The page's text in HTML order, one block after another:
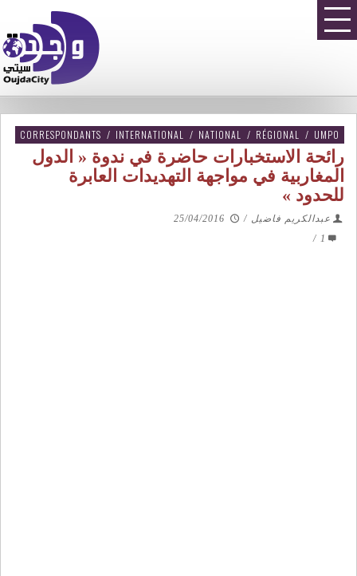
CORRESPONDANTS / INTERNATIONAL / NATIONAL / RÉGIONAL / UMPO
رائحة الاستخبارات حاضرة في ندوة « الدول
المغاربية في مواجهة التهديدات العابرة
للحدود »
عبدالكريم فاضيل /
25/04/2016
1
/